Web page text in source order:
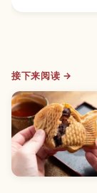
接下来阅读 →